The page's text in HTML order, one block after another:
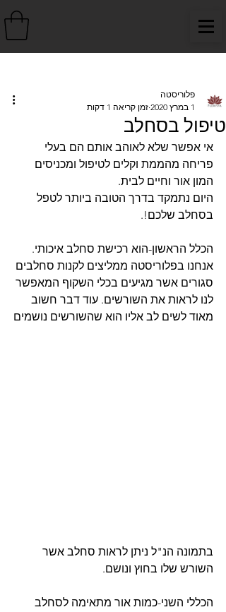
טיפול בסחלב
פלוריסטה
1 במרץ 2020
זמן קריאה 1 דקות
אי אפשר שלא לאוהב אותם הם בעלי
פריחה מהממת וקלים לטיפול ומכניסים
המון אור וחיים לבית.
היום נתמקד בדרך הטובה ביותר לטפל
בסחלב שלכם!.
הכלל הראשון-הוא רכישת סחלב איכותי.
אנחנו בפלוריסטה ממליצים לקנות סחלבים
סגורים אשר מגיעים בכלי השקוף המאפשר
לנו לראות את השורשים. עוד דבר חשוב
מאוד לשים לב אליו הוא שהשורשים נושמים
בתמונה הנ"ל ניתן לראות סחלב אשר
השורש שלו בחוץ ונושם.
הכללי השני-כמות אור מתאימה לסחלב